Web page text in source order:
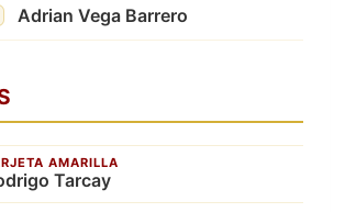
Adrian Vega Barrero
AMARILLA
Tarcay